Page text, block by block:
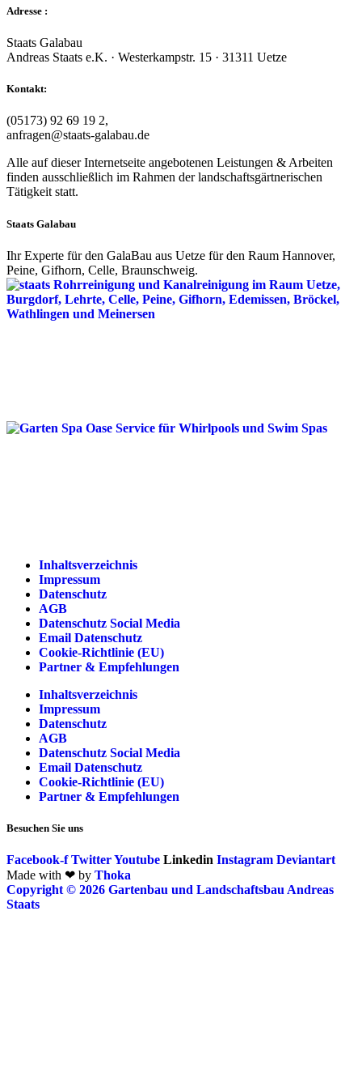
Adresse :
Staats Galabau
Andreas Staats e.K. · Westerkampstr. 15 · 31311 Uetze
Kontakt:
(05173) 92 69 19 2,
anfragen@staats-galabau.de
Alle auf dieser Internetseite angebotenen Leistungen & Arbeiten
finden ausschließlich im Rahmen der landschaftsgärtnerischen
Tätigkeit statt.
Staats Galabau
Ihr Experte für den GalaBau aus Uetze für den Raum Hannover,
Peine, Gifhorn, Celle, Braunschweig.
Inhaltsverzeichnis
Impressum
Datenschutz
AGB
Datenschutz Social Media
Email Datenschutz
Cookie-Richtlinie (EU)
Partner & Empfehlungen
Inhaltsverzeichnis
Impressum
Datenschutz
AGB
Datenschutz Social Media
Email Datenschutz
Cookie-Richtlinie (EU)
Partner & Empfehlungen
Besuchen Sie uns
Facebook-f TwitterYoutube Linkedin Instagram Deviantart
Made with ❤ by Thoka
Copyright © 2026 Gartenbau und Landschaftsbau Andreas
Staats